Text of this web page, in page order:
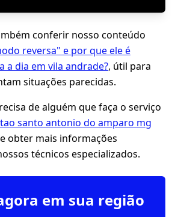
conferir nosso conteúdo
reversa" e por que ele é
a dia em vila andrade?, útil para
situações parecidas.
de alguém que faça o serviço
santo antonio do amparo mg
obter mais informações
técnicos especializados.
em sua região